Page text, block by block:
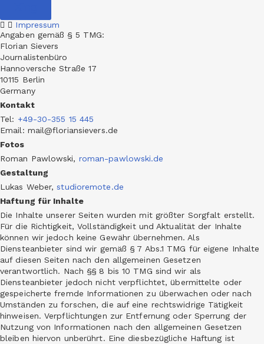
Impressum
Angaben gemäß § 5 TMG:
Florian Sievers
Journalistenbüro
Hannoversche Straße 17
10115 Berlin
Germany
Kontakt
Tel: +49-30-355 15 445
Email: mail@floriansievers.de
Fotos
Roman Pawlowski, roman-pawlowski.de
Gestaltung
Lukas Weber,studioremote.de
Haftung für Inhalte
Die Inhalte unserer Seiten wurden mit größter Sorgfalt erstellt.
Für die Richtigkeit, Vollständigkeit und Aktualität der Inhalte
können wir jedoch keine Gewähr übernehmen. Als
Diensteanbieter sind wir gemäß § 7 Abs.1 TMG für eigene Inhalte
auf diesen Seiten nach den allgemeinen Gesetzen
verantwortlich. Nach §§ 8 bis 10 TMG sind wir als
Diensteanbieter jedoch nicht verpflichtet, übermittelte oder
gespeicherte fremde Informationen zu überwachen oder nach
Umständen zu forschen, die auf eine rechtswidrige Tätigkeit
hinweisen. Verpflichtungen zur Entfernung oder Sperrung der
Nutzung von Informationen nach den allgemeinen Gesetzen
bleiben hiervon unberührt. Eine diesbezügliche Haftung ist